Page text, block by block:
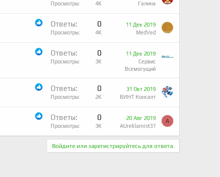
Просмотры 4K
Галина
Ответы 0
Просмотры 4K
11 Дек 2019
MedVed
Ответы 0
Просмотры 3K
11 Дек 2019
Сервис
Всемогущий
Ответы 0
Просмотры 2K
31 Окт 2019
ВИНТ Консалт
Ответы 0
Просмотры 3K
20 Авг 2019
AUreklamist37
A
Войдите или зарегистрируйтесь для ответа.